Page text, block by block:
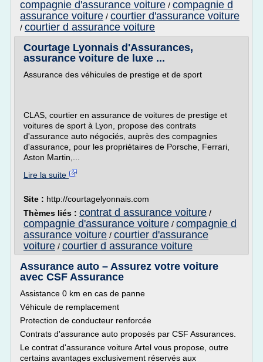
compagnie d'assurance voiture / compagnie d
assurance voiture / courtier d'assurance voiture
/ courtier d assurance voiture
Courtage Lyonnais d'Assurances,
assurance voiture de luxe ...
Assurance des véhicules de prestige et de sport
CLAS, courtier en assurance de voitures de prestige et
voitures de sport à Lyon, propose des contrats
d'assurance auto négociés, auprès des compagnies
d'assurance, pour les propriétaires de Porsche, Ferrari,
Aston Martin,...
Lire la suite
Site : http://courtagelyonnais.com
Thèmes liés : contrat d assurance voiture /
compagnie d'assurance voiture / compagnie d
assurance voiture / courtier d'assurance
voiture / courtier d assurance voiture
Assurance auto – Assurez votre voiture
avec CSF Assurance
Assistance 0 km en cas de panne
Véhicule de remplacement
Protection de conducteur renforcée
Contrats d'assurance auto proposés par CSF Assurances.
Le contrat d'assurance voiture Artel vous propose, outre
certains avantages exclusivement réservés aux